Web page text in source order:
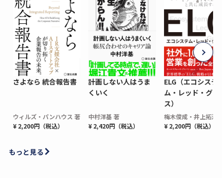
さよなら 統合報告書
ウィルズ・パンハウス 著
¥ 2,200円（税込）
計画しない人はうま
くいく
中村洋基 著
¥ 2,420円（税込）
ELG（エコシステ
ム・レッド・グロ
ス）
梅木俊成・井上拓海
¥ 2,200円（税込）
もっと見る